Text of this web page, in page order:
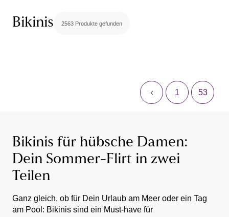
Bikinis 2563 Produkte gefunden
1 53
Bikinis für hübsche Damen:
Dein Sommer-Flirt in zwei
Teilen
Ganz gleich, ob für Dein Urlaub am Meer oder ein Tag
am Pool: Bikinis sind ein Must-have für